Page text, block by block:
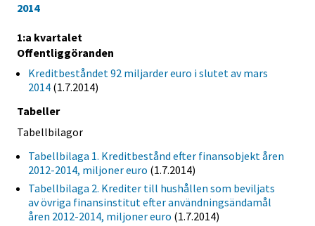
2014
1:a kvartalet
Offentliggöranden
Kreditbeståndet 92 miljarder euro i slutet av mars
2014 (1.7.2014)
Tabeller
Tabellbilagor
Tabellbilaga 1. Kreditbestånd efter finansobjekt åren
2012-2014, miljoner euro (1.7.2014)
Tabellbilaga 2. Krediter till hushållen som beviljats
av övriga finansinstitut efter användningsändamål
åren 2012-2014, miljoner euro (1.7.2014)